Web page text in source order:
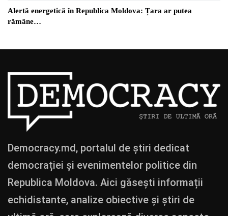
Alertă energetică în Republica Moldova: Țara ar putea
rămâne…
Democracy.md, portalul de știri dedicat
democrației și evenimentelor politice din
Republica Moldova. Aici găsești informații
echidistante, analize obiective și știri de